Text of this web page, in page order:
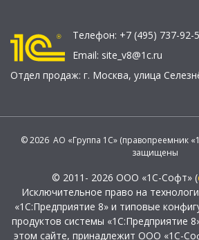
Телефон: +7 (495) 737-92-
Email: site_v8@1c.ru
Отдел продаж: г. Москва, улица
© 2026 АО «Группа 1С» (правопреемник
защищены
© 2011- 2026 ООО «1С-Софт» (
Исключительное право на
«1С:Предприятие 8» и типовые
продуктов системы «1С:Предприятие
этом сайте, принадлежит ООО «1С-